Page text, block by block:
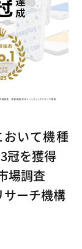
いて機種
冠を獲得
場調査
サーチ機構